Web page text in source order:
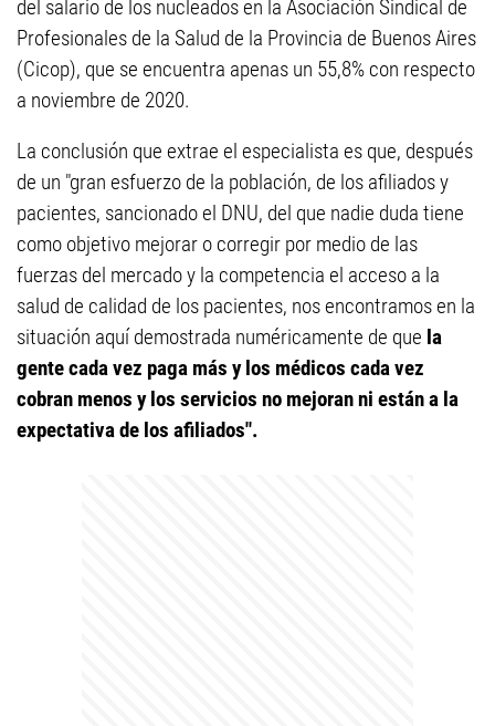
del salario de los nucleados en la Asociación Sindical de
Profesionales de la Salud de la Provincia de Buenos Aires
(Cicop), que se encuentra apenas un 55,8% con respecto
a noviembre de 2020.
La conclusión que extrae el especialista es que, después
de un "gran esfuerzo de la población, de los afiliados y
pacientes, sancionado el DNU, del que nadie duda tiene
como objetivo mejorar o corregir por medio de las
fuerzas del mercado y la competencia el acceso a la
salud de calidad de los pacientes, nos encontramos en la
situación aquí demostrada numéricamente de que la
gente cada vez paga más y los médicos cada vez
cobran menos y los servicios no mejoran ni están a la
expectativa de los afiliados".